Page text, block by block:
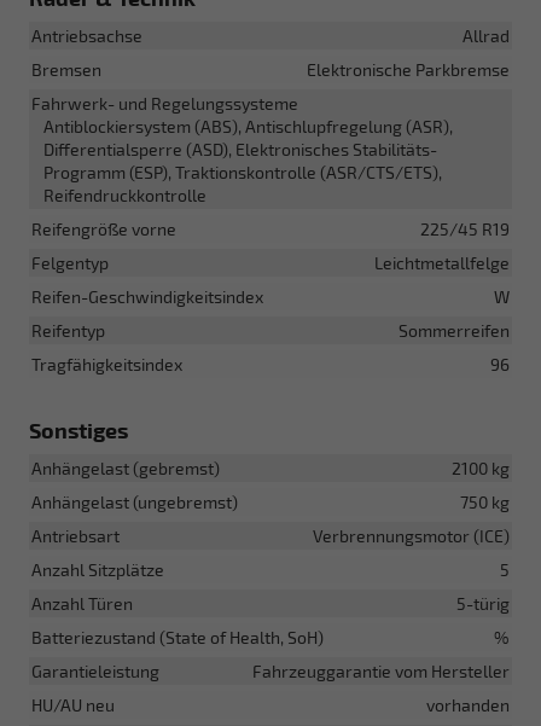
Antriebsachse
Allrad
Bremsen
Elektronische Parkbremse
Fahrwerk- und Regelungssysteme
Antiblockiersystem (ABS), Antischlupfregelung (ASR),
Differentialsperre (ASD), Elektronisches Stabilitäts-
Programm (ESP), Traktionskontrolle (ASR/CTS/ETS),
Reifendruckkontrolle
Reifengröße vorne
225/45 R19
Felgentyp
Leichtmetallfelge
Reifen-Geschwindigkeitsindex
W
Reifentyp
Sommerreifen
Tragfähigkeitsindex
96
Sonstiges
Anhängelast (gebremst)
2100 kg
Anhängelast (ungebremst)
750 kg
Antriebsart
Verbrennungsmotor (ICE)
Anzahl Sitzplätze
5
Anzahl Türen
5-türig
Batteriezustand (State of Health, SoH)
%
Garantieleistung
Fahrzeuggarantie vom Hersteller
HU/AU neu
vorhanden